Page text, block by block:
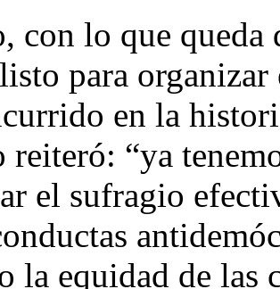
con lo que
para
en la
“ya
el sufragio
la equidad de las